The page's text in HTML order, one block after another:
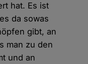
hat. Es ist
da sowas
gibt, an
man zu den
und an